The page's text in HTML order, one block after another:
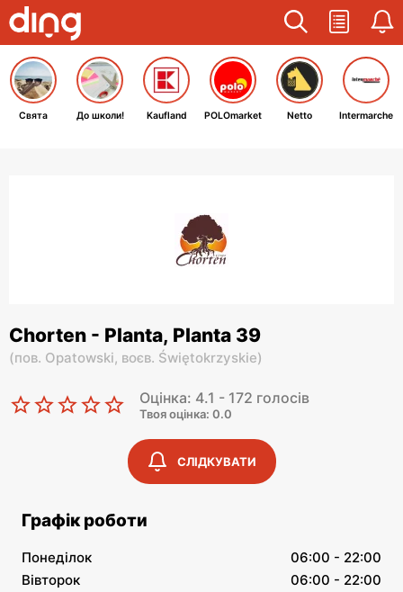
Свята До школи! Kaufland POLOmarket Netto Intermarche
Chorten - Planta, Planta 39
(пов. Opatowski, воєв. Świętokrzyskie)
Оцінка: 4.1 - 172 голосів
Твоя оцінка: 0.0
СЛІДКУВАТИ
Графік роботи
Понеділок
06:00 - 22:00
Вівторок
06:00 - 22:00